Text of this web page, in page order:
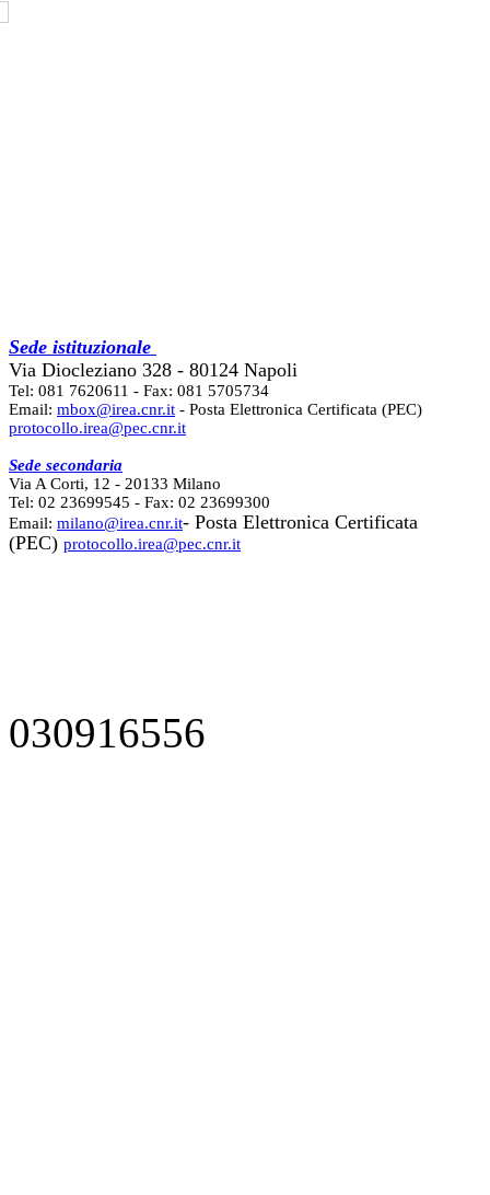
Sede istituzionale
Via Diocleziano 328 - 80124 Napoli
Tel: 081 7620611 - Fax: 081 5705734
Email: mbox@irea.cnr.it - Posta Elettronica Certificata (PEC)
protocollo.irea@pec.cnr.it
Sede secondaria
Via A Corti, 12 - 20133 Milano
Tel: 02 23699545 - Fax: 02 23699300
Email: milano@irea.cnr.it- Posta Elettronica Certificata
(PEC) protocollo.irea@pec.cnr.it
030916556